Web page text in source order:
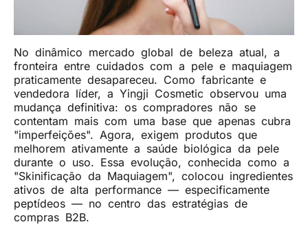
No dinâmico mercado global de beleza atual, a
fronteira entre cuidados com a pele e maquiagem
praticamente desapareceu. Como fabricante e
vendedora líder, a Yingji Cosmetic observou uma
mudança definitiva: os compradores não se
contentam mais com uma base que apenas cubra
"imperfeições". Agora, exigem produtos que
melhorem ativamente a saúde biológica da pele
durante o uso. Essa evolução, conhecida como a
"Skinificação da Maquiagem", colocou ingredientes
ativos de alta performance — especificamente
peptídeos — no centro das estratégias de
compras B2B.